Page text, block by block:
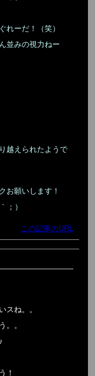
れーだ！（笑）
並みの視力ねー
越えられたようで
お願いします！
；）
この記事のURL
スね。。
。。
！